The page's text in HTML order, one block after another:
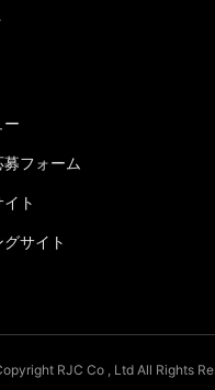
ー
フォーム
ト
サイト
RJC Co , Ltd All Rights